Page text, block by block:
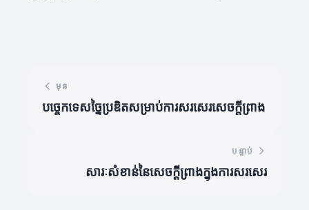
មុន
បច្ចេកទេសច្នៃប្រឌិតសម្រាប់ការសរសេរសេចក្តីព្រាង
បន្ទាប់
សារៈសំខាន់នៃសេចក្តីព្រាងក្នុងការសរសេរ